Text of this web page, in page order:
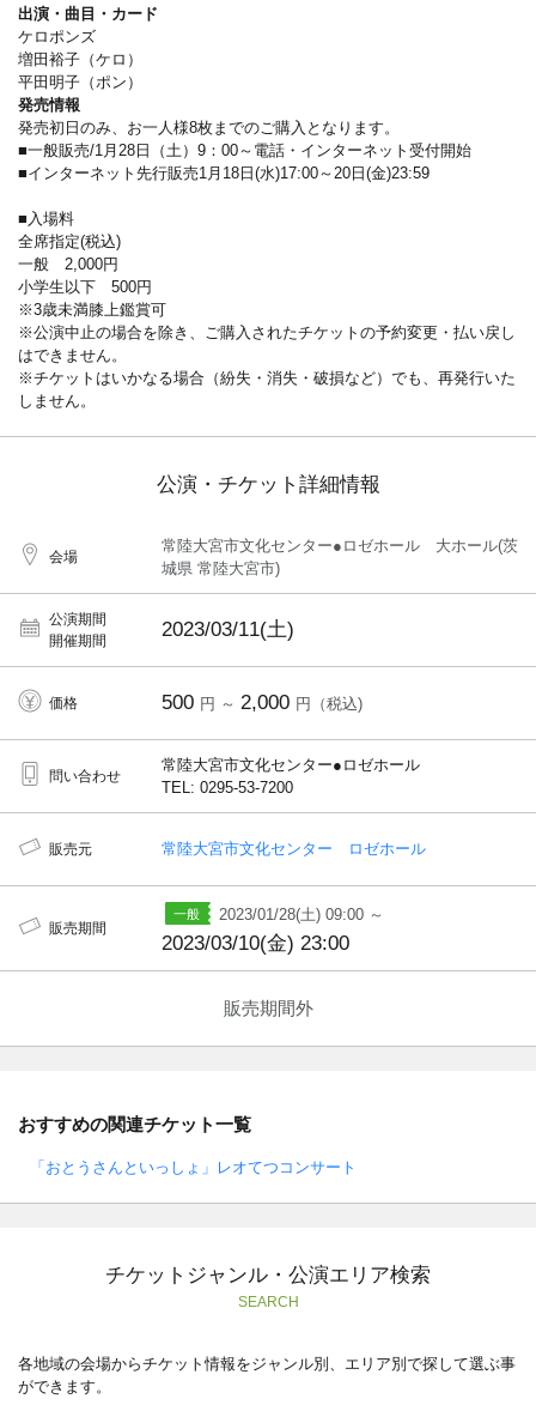
出演・曲目・カード
ケロポンズ
増田裕子（ケロ）
平田明子（ポン）
発売情報
発売初日のみ、お一人様8枚までのご購入となります。
■一般販売/1月28日（土）9：00～電話・インターネット受付開始
■インターネット先行販売1月18日(水)17:00～20日(金)23:59
■入場料
全席指定(税込)
一般 2,000円
小学生以下 500円
※3歳未満膝上鑑賞可
※公演中止の場合を除き、ご購入されたチケットの予約変更・払い戻し
はできません。
※チケットはいかなる場合（紛失・消失・破損など）でも、再発行いた
しません。
公演・チケット詳細情報
会場
常陸大宮市文化センター●ロゼホール 大ホール(茨
城県 常陸大宮市)
公演期間
開催期間
2023/03/11(土)
価格 500 円 ～ 2,000 円（税込)
問い合わせ
常陸大宮市文化センター●ロゼホール
TEL: 0295-53-7200
販売元 常陸大宮市文化センター ロゼホール
販売期間
2023/01/28(土) 09:00 ～
2023/03/10(金) 23:00
販売期間外
おすすめの関連チケット一覧
「おとうさんといっしょ」レオてつコンサート
チケットジャンル・公演エリア検索
SEARCH
各地域の会場からチケット情報をジャンル別、エリア別で探して選ぶ事
ができます。